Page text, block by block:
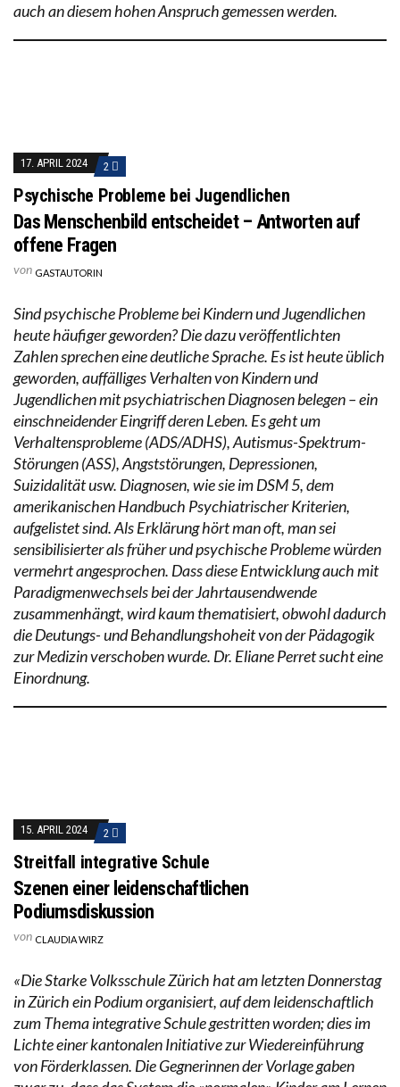
auch an diesem hohen Anspruch gemessen werden.
17. APRIL 2024 2
Psychische Probleme bei Jugendlichen
Das Menschenbild entscheidet – Antworten auf
offene Fragen
von GASTAUTORIN
Sind psychische Probleme bei Kindern und Jugendlichen
heute häufiger geworden? Die dazu veröffentlichten
Zahlen sprechen eine deutliche Sprache. Es ist heute üblich
geworden, auffälliges Verhalten von Kindern und
Jugendlichen mit psychiatrischen Diagnosen belegen – ein
einschneidender Eingriff deren Leben. Es geht um
Verhaltensprobleme (ADS/ADHS), Autismus-Spektrum-
Störungen (ASS), Angststörungen, Depressionen,
Suizidalität usw. Diagnosen, wie sie im DSM 5, dem
amerikanischen Handbuch Psychiatrischer Kriterien,
aufgelistet sind. Als Erklärung hört man oft, man sei
sensibilisierter als früher und psychische Probleme würden
vermehrt angesprochen. Dass diese Entwicklung auch mit
Paradigmenwechsels bei der Jahrtausendwende
zusammenhängt, wird kaum thematisiert, obwohl dadurch
die Deutungs- und Behandlungshoheit von der Pädagogik
zur Medizin verschoben wurde. Dr. Eliane Perret sucht eine
Einordnung.
15. APRIL 2024 2
Streitfall integrative Schule
Szenen einer leidenschaftlichen
Podiumsdiskussion
von CLAUDIA WIRZ
«Die Starke Volksschule Zürich hat am letzten Donnerstag
in Zürich ein Podium organisiert, auf dem leidenschaftlich
zum Thema integrative Schule gestritten worden; dies im
Lichte einer kantonalen Initiative zur Wiedereinführung
von Förderklassen. Die Gegnerinnen der Vorlage gaben